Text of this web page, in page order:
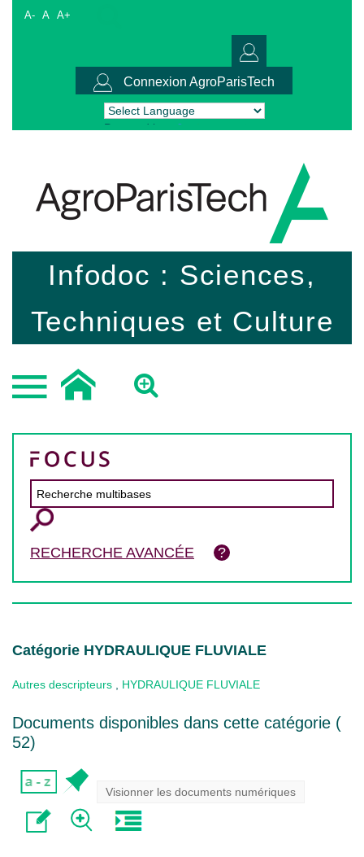
A- A A+
Connexion AgroParisTech
Powered by Translate
Infodoc : Sciences,
Techniques et Culture
RECHERCHE AVANCÉE
Catégorie HYDRAULIQUE FLUVIALE
Autres descripteurs HYDRAULIQUE FLUVIALE
Documents disponibles dans cette catégorie (
52)
Visionner les documents numériques